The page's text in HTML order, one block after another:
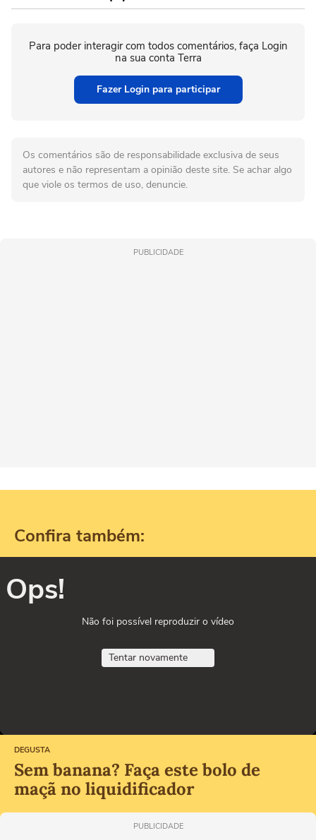
Para poder interagir com todos comentários, faça Login
na sua conta Terra
Fazer Login para participar
Os comentários são de responsabilidade exclusiva de seus
autores e não representam a opinião deste site. Se achar algo
que viole os termos de uso, denuncie.
PUBLICIDADE
Confira também:
Ops!
Não foi possível reproduzir o vídeo
Tentar novamente
DEGUSTA
Sem banana? Faça este bolo de
maçã no liquidificador
PUBLICIDADE